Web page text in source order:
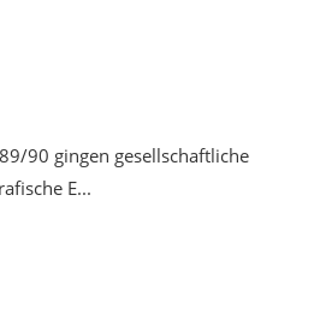
90 gingen gesellschaftliche
E...